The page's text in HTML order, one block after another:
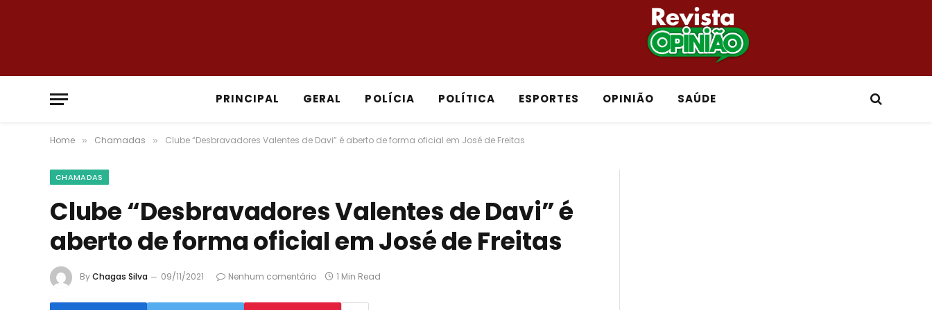
PRINCIPAL GERAL POLÍCIA POLÍTICA ESPORTES OPINIÃO SAÚDE
Home » Chamadas » Clube “Desbravadores Valentes de Davi” é aberto de forma oficial em José de Freitas
CHAMADAS
Clube “Desbravadores Valentes de Davi” é
aberto de forma oficial em José de Freitas
ByChagas Silva 09/11/2021 Nenhum comentário 1 Min Read